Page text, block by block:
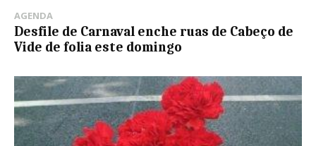
AGENDA
Desfile de Carnaval enche ruas de Cabeço de
Vide de folia este domingo